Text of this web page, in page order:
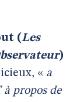
(Les
)
« a
à propos de